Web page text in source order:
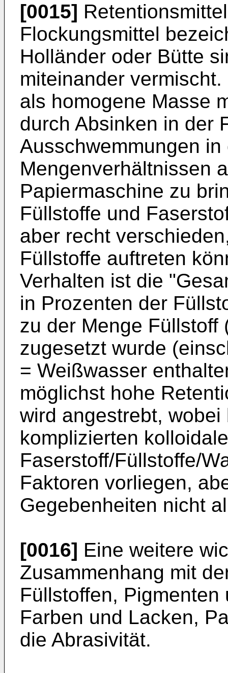
[0015]
Flockungsmittel
Holländer oder Bütte
miteinander
als homogene Masse
durch Absinken in der
Ausschwemmungen
Mengenverhältnissen
Papiermaschine zu
Füllstoffe und
aber recht
Füllstoffe auftreten
Verhalten ist die
in Prozenten der
zu der Menge Füllstoff
zugesetzt wurde
= Weißwasser
möglichst hohe
wird angestrebt,
komplizierten
Faserstoff/Füllstoffe/
Faktoren vorliegen,
Gegebenheiten nicht
[0016] Eine weitere
Zusammenhang mit
Füllstoffen,
Farben und Lacken,
die Abrasivität.